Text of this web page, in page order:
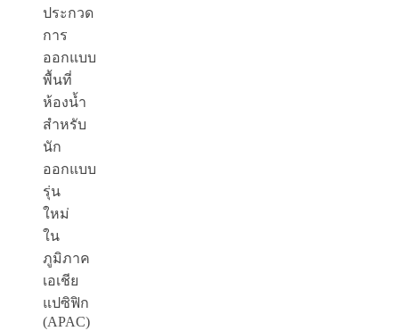
ประกวด
การ
ออกแบบ
พื้นที่
ห้องน้ำ
สำหรับ
นัก
ออกแบบ
รุ่น
ใหม่
ใน
ภูมิภาค
เอเชีย
แปซิฟิก
(APAC)